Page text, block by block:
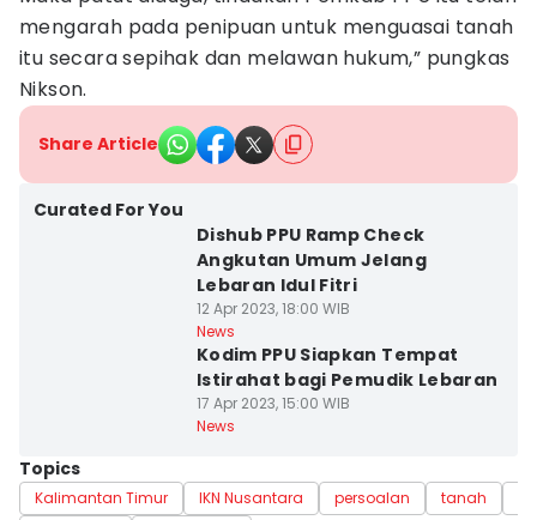
mengarah pada penipuan untuk menguasai tanah
itu secara sepihak dan melawan hukum,” pungkas
Nikson.
Share Article
Curated For You
Dishub PPU Ramp Check
Angkutan Umum Jelang
Lebaran Idul Fitri
12 Apr 2023, 18:00 WIB
News
Kodim PPU Siapkan Tempat
Istirahat bagi Pemudik Lebaran
17 Apr 2023, 15:00 WIB
News
Topics
Kalimantan Timur IKN Nusantara persoalan tanah